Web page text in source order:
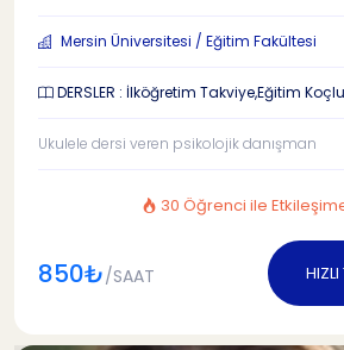
Mersin Üniversitesi / Eğitim Fakültesi
DERSLER : İlköğretim Takviye,Eğitim
Ukulele dersi veren psikolojik danışman
30 Öğrenci ile
850₺/SAAT HIZLI